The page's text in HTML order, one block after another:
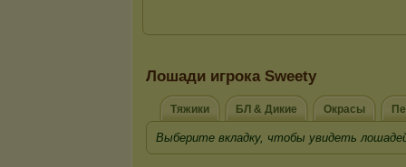
Лошади игрока Sweety
Тяжики БЛ & Дикие Окрасы
Выберите вкладку, чтобы увидеть